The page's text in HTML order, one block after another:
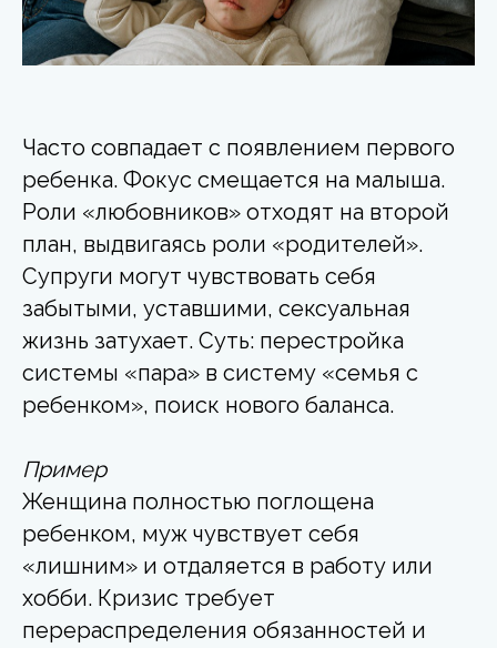
Часто совпадает с появлением первого
ребенка. Фокус смещается на малыша.
Роли «любовников» отходят на второй
план, выдвигаясь роли «родителей».
Супруги могут чувствовать себя
забытыми, уставшими, сексуальная
жизнь затухает. Суть: перестройка
системы «пара» в систему «семья с
ребенком», поиск нового баланса.
Пример
Женщина полностью поглощена
ребенком, муж чувствует себя
«лишним» и отдаляется в работу или
хобби. Кризис требует
перераспределения обязанностей и